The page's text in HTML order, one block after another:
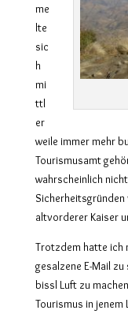
me
lte
sic
h
mi
ttl
er
weile immer mehr
Tourismusamt
wahrscheinlich
altvorderer Kaiser
Trotzdem hatte ich
gesalzene E-Mail
bissl Luft zu
Tourismus in jenem